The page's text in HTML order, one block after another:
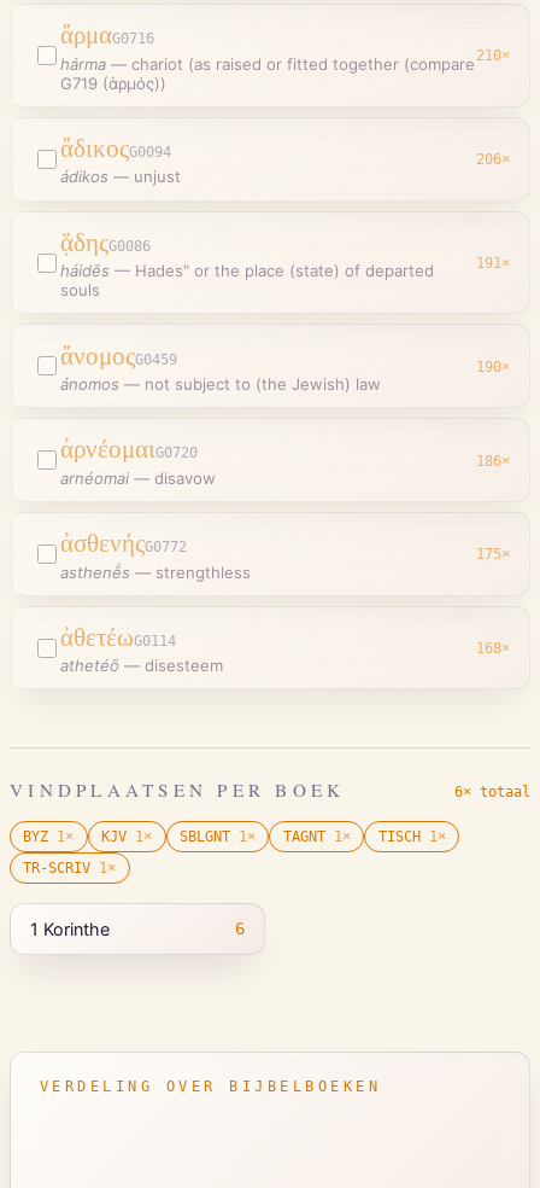
ἅρμαG0716
hárma — chariot (as raised or fitted together (compare
G719 (ἁρμός))
210×
ἄδικοςG0094
ádikos — unjust
206×
ᾅδηςG0086
háidēs — Hades" or the place (state) of departed
souls
191×
ἄνομοςG0459
ánomos — not subject to (the Jewish) law
190×
ἀρνέομαιG0720
arnéomai — disavow
186×
ἀσθενήςG0772
asthenḗs — strengthless
175×
ἀθετέωG0114
athetéō — disesteem
168×
VINDPLAATSEN PER BOEK 6× totaal
BYZ 1× KJV 1× SBLGNT 1× TAGNT 1× TISCH 1×
TR-SCRIV 1×
1 Korinthe 6
VERDELING OVER BIJBELBOEKEN